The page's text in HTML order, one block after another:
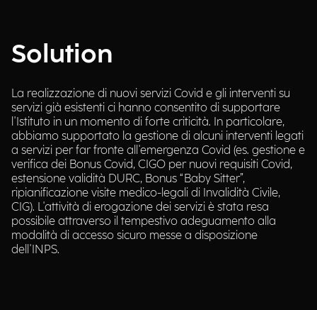
Solution
La realizzazione di nuovi servizi Covid e gli interventi su
servizi già esistenti ci hanno consentito di supportare
l'Istituto in un momento di forte criticità. In particolare,
abbiamo supportato la gestione di alcuni interventi legati
a servizi per far fronte all'emergenza Covid (es. gestione e
verifica dei Bonus Covid, CIGO per nuovi requisiti Covid,
estensione validità DURC, Bonus “Baby Sitter”,
ripianificazione visite medico-legali di Invalidità Civile,
CIG). L'attività di erogazione dei servizi è stata resa
possibile attraverso il tempestivo adeguamento alla
modalità di accesso sicuro messe a disposizione
dell'INPS.